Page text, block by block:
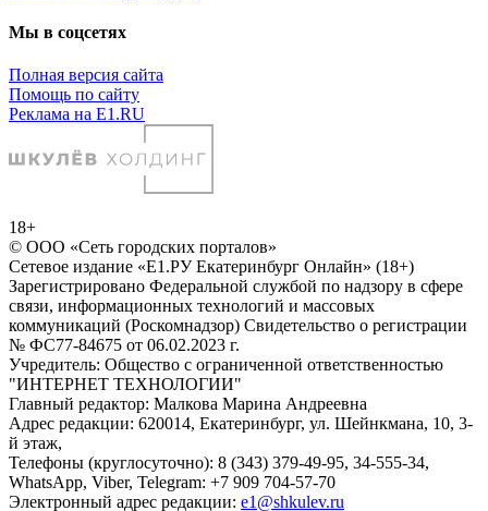
Мы в соцсетях
Полная версия сайта
Помощь по сайту
Реклама на E1.RU
18+
© ООО «Сеть городских порталов»
Сетевое издание «Е1.РУ Екатеринбург Онлайн» (18+)
Зарегистрировано Федеральной службой по надзору в сфере
связи, информационных технологий и массовых
коммуникаций (Роскомнадзор) Свидетельство о регистрации
№ ФС77-84675 от 06.02.2023 г.
Учредитель: Общество с ограниченной ответственностью
"ИНТЕРНЕТ ТЕХНОЛОГИИ"
Главный редактор: Малкова Марина Андреевна
Адрес редакции: 620014, Екатеринбург, ул. Шейнкмана, 10, 3-
й этаж,
Телефоны (круглосуточно): 8 (343) 379-49-95, 34-555-34,
WhatsApp, Viber, Telegram: +7 909 704-57-70
Электронный адрес редакции: e1@shkulev.ru